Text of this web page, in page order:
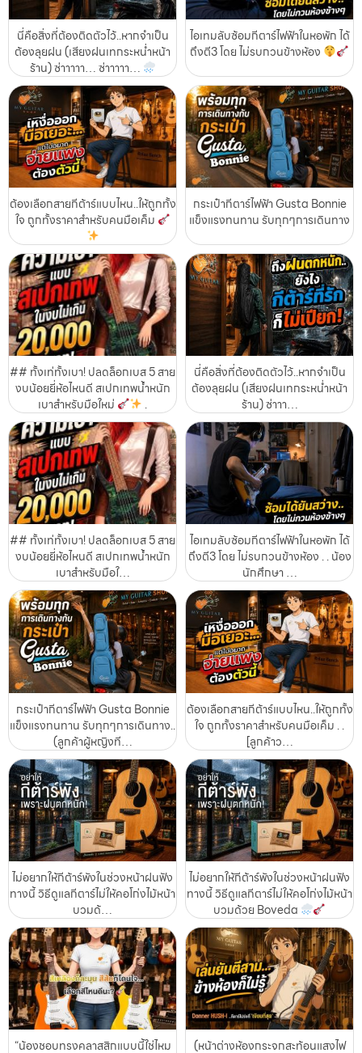
นี่คือสิ่งที่ต้องติดตัวไว้..หากจำเป็น
ต้องลุยฝน (เสียงฝนเทกระหน่ำหน้า
ร้าน) ซ่าาาาา… ซ่าาาาา…
ไอเทมลับซ้อมกีตาร์ไฟฟ้าในหอพัก ได้
ถึงตี3 โดย ไม่รบกวนข้างห้อง
ต้องเลือกสายกีต้าร์แบบไหน..ให้ถูกทั้ง
ใจ ถูกทั้งราคาสำหรับคนมือเค็ม
กระเป๋ากีตาร์ไฟฟ้า Gusta Bonnie
แข็งแรงทนทาน รับทุกๆการเดินทาง
## ทั้งเท่ทั้งเบา! ปลดล็อกเบส 5 สาย
งบน้อยยี่ห้อไหนดี สเปกเทพน้ำหนัก
เบาสำหรับมือใหม่
.
นี่คือสิ่งที่ต้องติดตัวไว้..หากจำเป็น
ต้องลุยฝน (เสียงฝนเทกระหน่ำหน้า
ร้าน) ซ่าาา…
## ทั้งเท่ทั้งเบา! ปลดล็อกเบส 5 สาย
งบน้อยยี่ห้อไหนดี สเปกเทพน้ำหนัก
เบาสำหรับมือใ…
ไอเทมลับซ้อมกีตาร์ไฟฟ้าในหอพัก ได้
ถึงตี3 โดย ไม่รบกวนข้างห้อง . . น้อง
นักศึกษา …
กระเป๋ากีตาร์ไฟฟ้า Gusta Bonnie
แข็งแรงทนทาน รับทุกๆการเดินทาง..
(ลูกค้าผู้หญิงที…
ต้องเลือกสายกีต้าร์แบบไหน..ให้ถูกทั้ง
ใจ ถูกทั้งราคาสำหรับคนมือเค็ม . .
[ลูกค้าว…
ไม่อยากให้กีต้าร์พังในช่วงหน้าฝนฟัง
ทางนี้ วิธีดูแลกีตาร์ไม่ให้คอโก่งไม้หน้า
บวมด้…
ไม่อยากให้กีต้าร์พังในช่วงหน้าฝนฟัง
ทางนี้ วิธีดูแลกีตาร์ไม่ให้คอโก่งไม้หน้า
บวมด้วย Boveda
“น้องชอบทรงคลาสสิกแบบนี้ใช่ไหม (หน้าต่างห้องกระจกสะท้อนแสงไฟ